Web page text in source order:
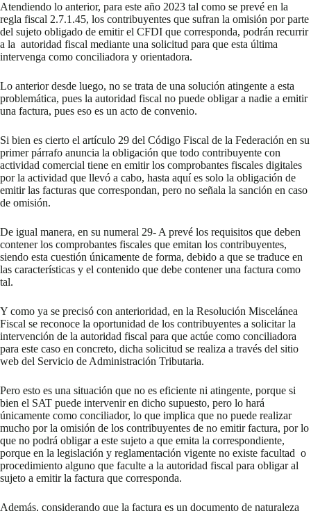
Atendiendo lo anterior, para este año 2023 tal como se prevé en la
regla fiscal 2.7.1.45, los contribuyentes que sufran la omisión por parte
del sujeto obligado de emitir el CFDI que corresponda, podrán recurrir
a la autoridad fiscal mediante una solicitud para que esta última
intervenga como conciliadora y orientadora.
Lo anterior desde luego, no se trata de una solución atingente a esta
problemática, pues la autoridad fiscal no puede obligar a nadie a emitir
una factura, pues eso es un acto de convenio.
Si bien es cierto el artículo 29 del Código Fiscal de la Federación en su
primer párrafo anuncia la obligación que todo contribuyente con
actividad comercial tiene en emitir los comprobantes fiscales digitales
por la actividad que llevó a cabo, hasta aquí es solo la obligación de
emitir las facturas que correspondan, pero no señala la sanción en caso
de omisión.
De igual manera, en su numeral 29- A prevé los requisitos que deben
contener los comprobantes fiscales que emitan los contribuyentes,
siendo esta cuestión únicamente de forma, debido a que se traduce en
las características y el contenido que debe contener una factura como
tal.
Y como ya se precisó con anterioridad, en la Resolución Miscelánea
Fiscal se reconoce la oportunidad de los contribuyentes a solicitar la
intervención de la autoridad fiscal para que actúe como conciliadora
para este caso en concreto, dicha solicitud se realiza a través del sitio
web del Servicio de Administración Tributaria.
Pero esto es una situación que no es eficiente ni atingente, porque si
bien el SAT puede intervenir en dicho supuesto, pero lo hará
únicamente como conciliador, lo que implica que no puede realizar
mucho por la omisión de los contribuyentes de no emitir factura, por lo
que no podrá obligar a este sujeto a que emita la correspondiente,
porque en la legislación y reglamentación vigente no existe facultad o
procedimiento alguno que faculte a la autoridad fiscal para obligar al
sujeto a emitir la factura que corresponda.
Además, considerando que la factura es un documento de naturaleza